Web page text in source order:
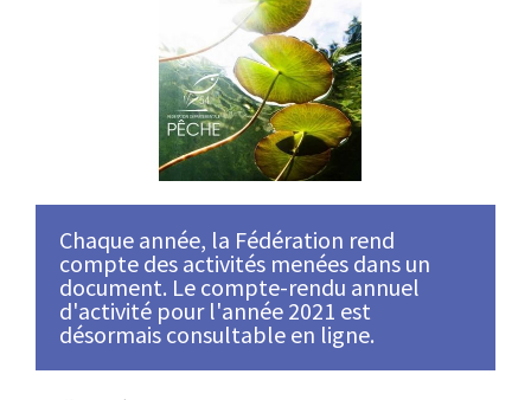
Chaque année, la Fédération rend
compte des activités menées dans un
document. Le compte-rendu annuel
d'activité pour l'année 2021 est
désormais consultable en ligne.